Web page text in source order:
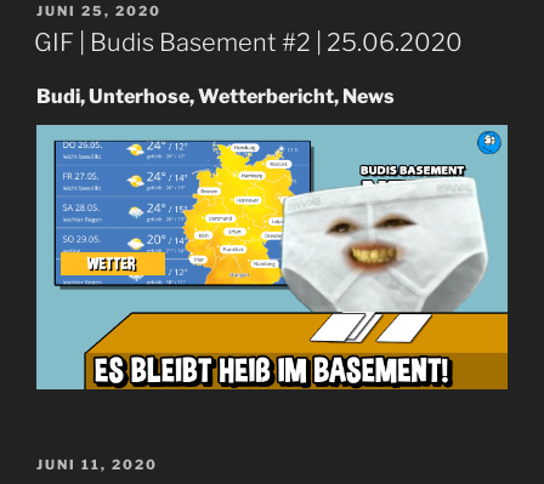
VERÖFFENTLICHT
AM
JUNI 25, 2020
GIF | Budis Basement #2 | 25.06.2020
Budi, Unterhose, Wetterbericht, News
VERÖFFENTLICHT
JUNI 11, 2020